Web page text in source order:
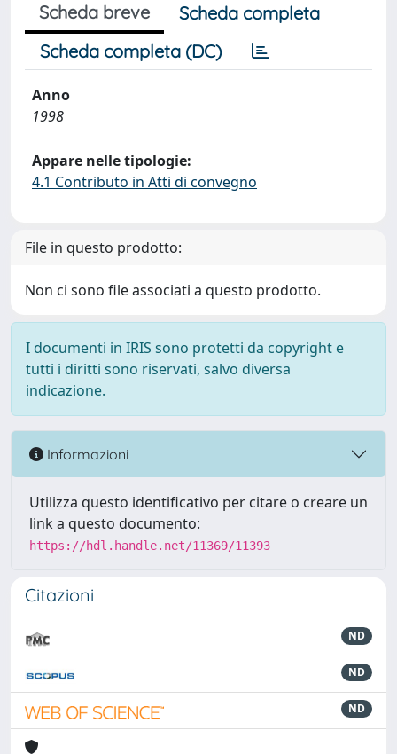
Scheda breve
Scheda completa
Scheda completa (DC)
Anno
1998
Appare nelle tipologie:
4.1 Contributo in Atti di convegno
File in questo prodotto:
Non ci sono file associati a questo prodotto.
I documenti in IRIS sono protetti da copyright e
tutti i diritti sono riservati, salvo diversa
indicazione.
Informazioni
Utilizza questo identificativo per citare o creare un
link a questo documento:
https://hdl.handle.net/11369/11393
Citazioni
ND
ND
ND